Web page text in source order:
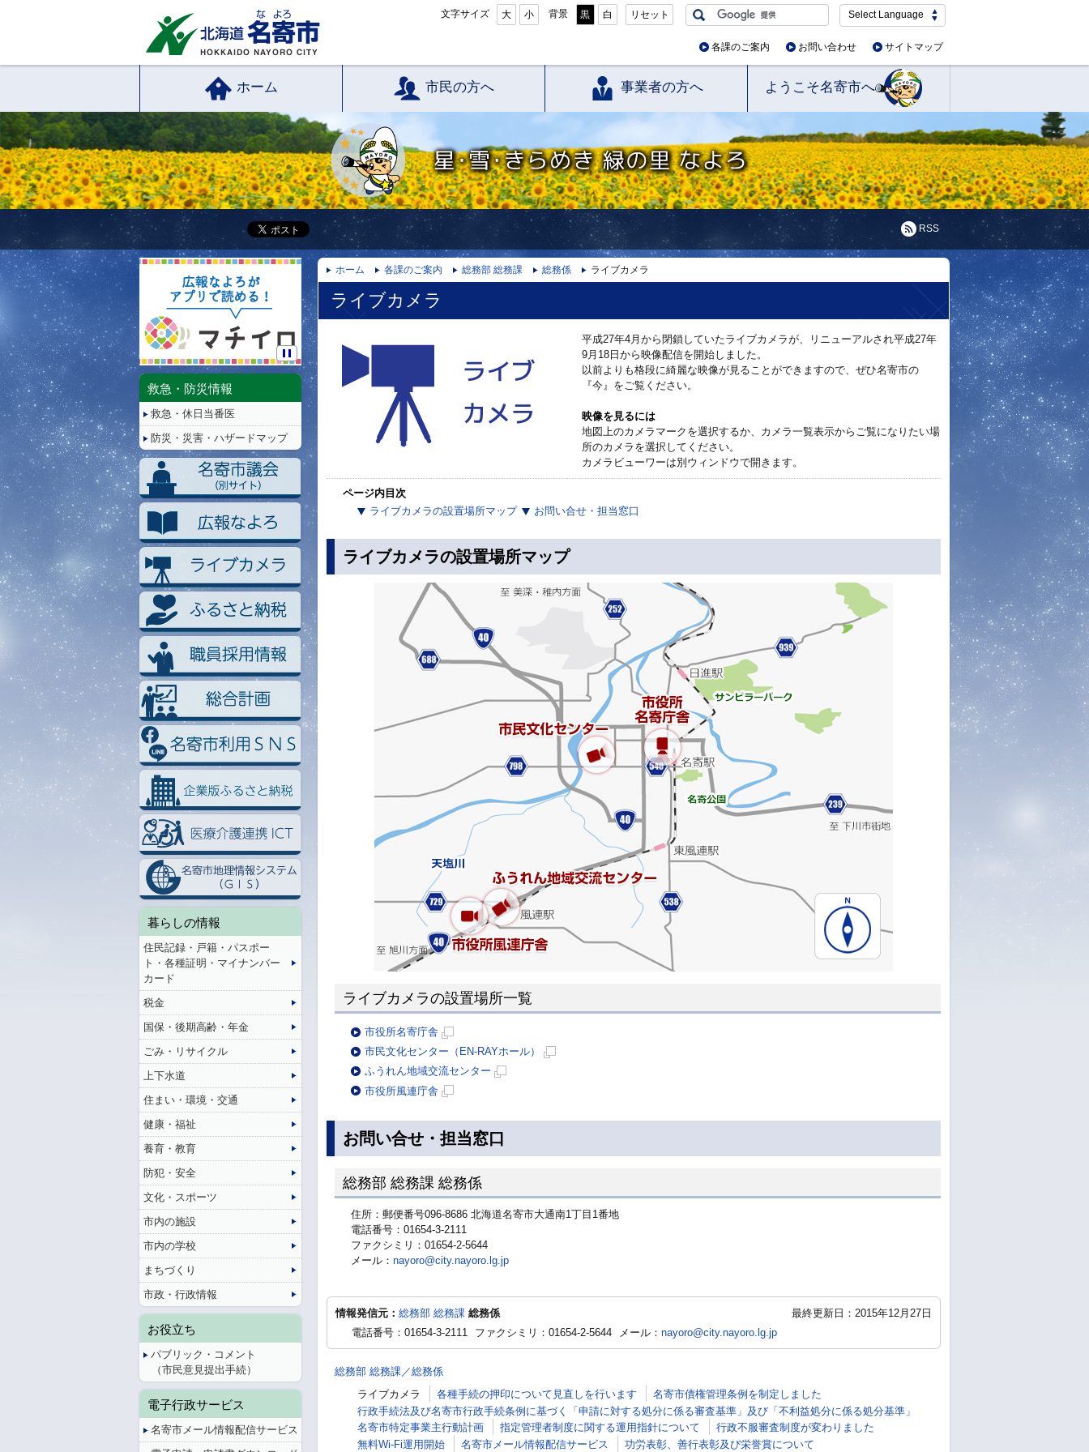
文字サイズ 大 小 背景 黒 白 リセット Select Language
各課のご案内 お問い合わせ サイトマップ
ホーム 市民の方へ 事業者の方へ ようこそ名寄市へ
星・雪・きらめき 緑の里 なよろ
RSS
ホーム 各課のご案内 総務部 総務課 総務係 ライブカメラ
ライブカメラ
平成27年4月から閉鎖していたライブカメラが、リニューアルされ平成27年
9月18日から映像配信を開始しました。
以前よりも格段に綺麗な映像が見ることができますので、ぜひ名寄市の
『今』をご覧ください。
映像を見るには
地図上のカメラマークを選択するか、カメラ一覧表示からご覧になりたい場
所のカメラを選択してください。
カメラビューワーは別ウィンドウで開きます。
ページ内目次
ライブカメラの設置場所マップ
お問い合せ・担当窓口
ライブカメラの設置場所マップ
ライブカメラの設置場所一覧
市役所名寄庁舎
新
規
ペ
ジ
で
き
ま
す
市民文化センター（EN-RAYホール）
き
ま
ふうれん地域交流センター
ー
開
き
す
市役所風連庁舎
ペ
ジ
で
開
き
ま
お問い合せ・担当窓口
総務部 総務課 総務係
住所：郵便番号096-8686 北海道名寄市大通南1丁目1番地
電話番号：01654-3-2111
ファクシミリ：01654-2-5644
メール： nayoro@city.nayoro.lg.jp
最終更新日：2015年12月27日
情報発信元： 総務部 総務課 総務係
電話番号：01654-3-2111
ファクシミリ：01654-2-5644 メール： nayoro@city.nayoro.lg.jp
総務部 総務課／総務係
ライブカメラ
各種手続の押印について見直しを行います
名寄市債権管理条例を制定しました
行政手続法及び名寄市行政手続条例に基づく「申請に対する処分に係る審査基準」及び「不利益処分に係る処分基準」
名寄市特定事業主行動計画
指定管理者制度に関する運用指針について
行政不服審査制度が変わりました
無料Wi‐Fi運用開始
名寄市メール情報配信サービス 功労表彰、善行表彰及び栄誉賞について
停
再
救急・防災情報
救急・休日当番医
防災・災害・ハザードマップ
暮らしの情報
住民記録・戸籍・パスポー
ト・各種証明・マイナンバー
カード
税金
国保・後期高齢・年金
ごみ・リサイクル
上下水道
住まい・環境・交通
健康・福祉
養育・教育
防犯・安全
文化・スポーツ
市内の施設
市内の学校
まちづくり
市政・行政情報
お役立ち
パブリック・コメント
（市民意見提出手続）
電子行政サービス
名寄市メール情報配信サービス